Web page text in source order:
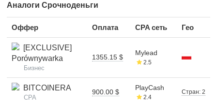
Аналоги Срочноденьги
Оффер Оплата CPA сеть Гео
[EXCLUSIVE]
Porównywarka
Бизнес
1355.15 $
Mylead
2.5
BITCOINERA
CPA
900.00 $
PlayCash
2.4
Стран: 2